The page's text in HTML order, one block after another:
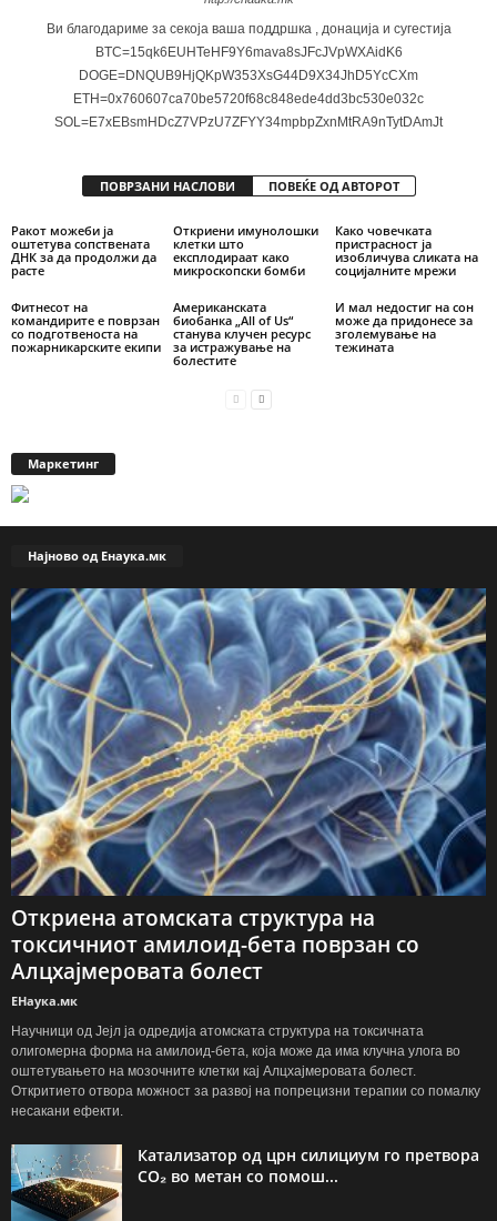
Ви благодариме за секоја ваша поддршка , донација и сугестија
BTC=15qk6EUHTeHF9Y6mava8sJFcJVpWXAidK6
DOGE=DNQUB9HjQKpW353XsG44D9X34JhD5YcCXm
ETH=0x760607ca70be5720f68c848ede4dd3bc530e032c
SOL=E7xEBsmHDcZ7VPzU7ZFYY34mpbpZxnMtRA9nTytDAmJt
ПОВРЗАНИ НАСЛОВИ ПОВЕЌЕ ОД АВТОРОТ
Ракот можеби ја
оштетува сопствената
ДНК за да продолжи да
расте
Откриени имунолошки
клетки што
експлодираат како
микроскопски бомби
Како човечката
пристрасност ја
изобличува сликата на
социјалните мрежи
Фитнесот на
командирите е поврзан
со подготвеноста на
пожарникарските екипи
Американската
биобанка „All of Us“
станува клучен ресурс
за истражување на
болестите
И мал недостиг на сон
може да придонесе за
зголемување на
тежината
Маркетинг
Најново од Енаука.мк
Откриена атомската структура на
токсичниот амилоид-бета поврзан со
Алцхајмеровата болест
ЕНаука.мк
Научници од Јејл ја одредија атомската структура на токсичната
олигомерна форма на амилоид-бета, која може да има клучна улога во
оштетувањето на мозочните клетки кај Алцхајмеровата болест.
Откритието отвора можност за развој на попрецизни терапии со помалку
несакани ефекти.
Катализатор од црн силициум го претвора
CO₂ во метан со помош...